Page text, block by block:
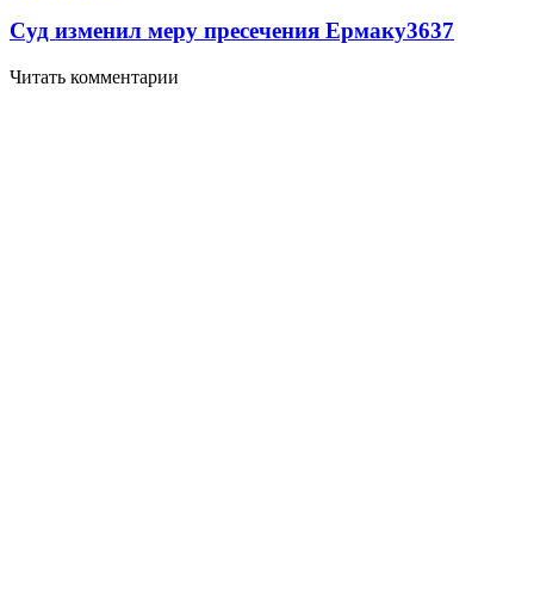
Суд изменил меру пресечения Ермаку3637
Читать комментарии